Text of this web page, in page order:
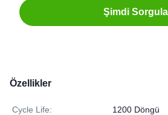
Şimdi Sorgula
Özellikler
Cycle Life: 1200 Döngü